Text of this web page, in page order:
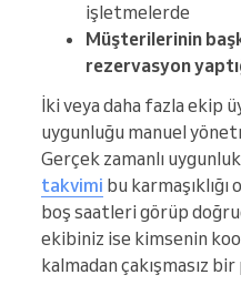
işletmelerde
Müşterilerinin
rezervasyon
İki veya daha fazla ekip
uygunluğu manuel
Gerçek zamanlı
takvimi bu
boş saatleri görüp
ekibiniz ise kimsenin
kalmadan çakışmasız